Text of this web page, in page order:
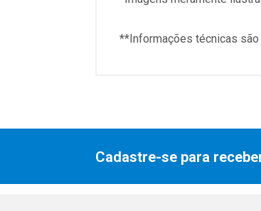
**Informações técnicas
Cadastre-se para